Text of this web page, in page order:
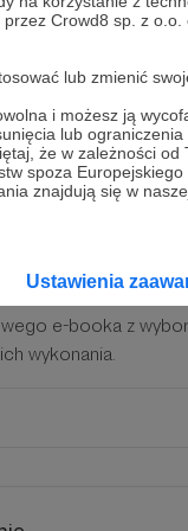
Crowd8 sp. z
lub zmienić
i możesz ją
lub
że w zależności
spoza
znajdują się w
Ustawienia
że mnie
e-booka z
wykonania.